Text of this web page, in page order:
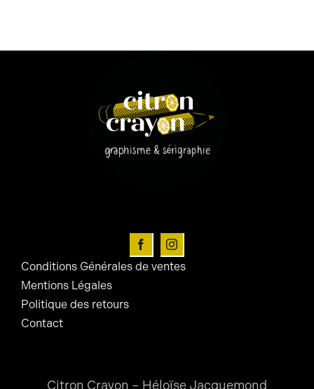
Conditions Générales de ventes
Mentions Légales
Politique des retours
Contact
Citron Crayon – Héloïse Jacquemond